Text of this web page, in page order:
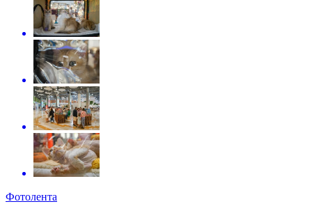
Фотолента